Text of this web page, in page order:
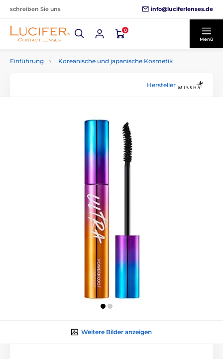
schreiben Sie uns info@luciferlenses.de
0
Menü
Einführung Koreanische und japanische Kosmetik
Hersteller
Weitere Bilder anzeigen